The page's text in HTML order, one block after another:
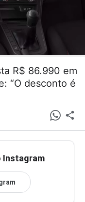
R$ 86.990 em
“O desconto é
Instagram